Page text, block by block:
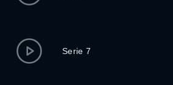
Serie 7